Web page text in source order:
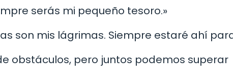
serás mi pequeño tesoro.»
son mis lágrimas. Siempre estaré ahí
obstáculos, pero juntos podemos superar